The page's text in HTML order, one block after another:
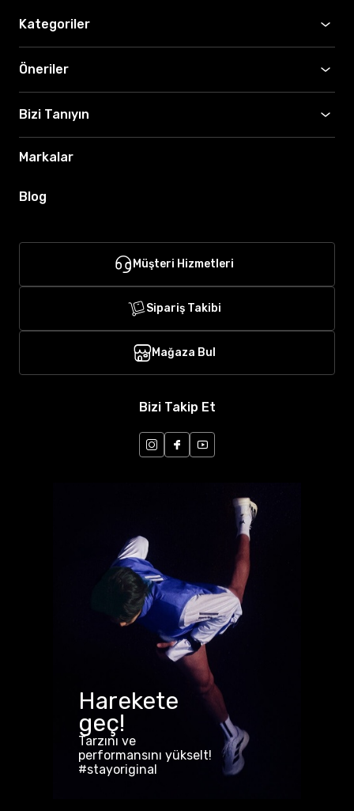
Kategoriler
Öneriler
Bizi Tanıyın
Markalar
Blog
Müşteri Hizmetleri
Sipariş Takibi
Mağaza Bul
Bizi Takip Et
Harekete
geç!
Tarzını ve
performansını yükselt!
#stayoriginal